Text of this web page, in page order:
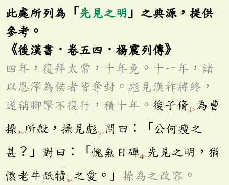
此處所列為「 先見之明 」之典源，提供
參考。
《後漢書．卷五四．楊震列傳》
四年，復拜太常，十年免。十一年，諸
以恩澤為侯者皆奪封。彪見漢祚將終，
遂稱腳攣不復行，積十年。 後子脩1> 為曹
操2> 所殺，操見彪3> 問曰：「公何瘦之
甚？」對曰：「愧無日磾4> 先見之明，猶
懷老牛舐犢5> 之愛。」 操為之改容。